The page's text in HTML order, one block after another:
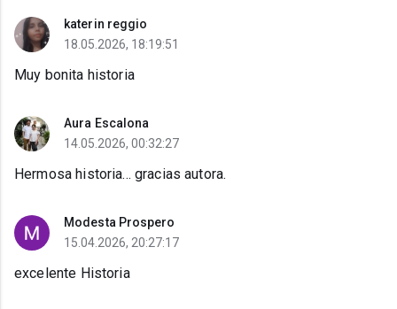
katerin reggio
18.05.2026, 18:19:51
Muy bonita historia
Aura Escalona
14.05.2026, 00:32:27
Hermosa historia... gracias autora.
Modesta Prospero
15.04.2026, 20:27:17
excelente Historia